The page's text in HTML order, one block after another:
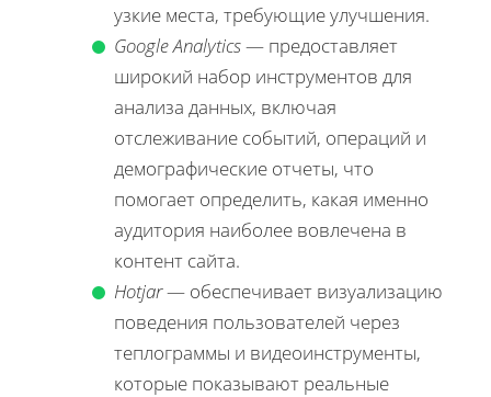
узкие места, требующие улучшения.
Google Analytics— предоставляет
широкий набор инструментов для
анализа данных, включая
отслеживание событий, операций и
демографические отчеты, что
помогает определить, какая именно
аудитория наиболее вовлечена в
контент сайта.
Hotjar— обеспечивает визуализацию
поведения пользователей через
теплограммы и видеоинструменты,
которые показывают реальные